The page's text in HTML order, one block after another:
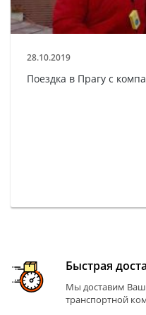
28.10.2019
Поездка в Прагу с
Быстрая
Мы доставим Ваш
транспортной